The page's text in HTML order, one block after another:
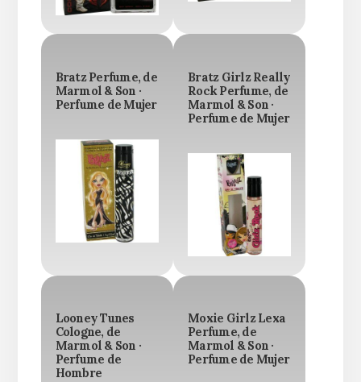
Bratz Perfume, de
Marmol & Son ·
Perfume de Mujer
Bratz Girlz Really
Rock Perfume, de
Marmol & Son ·
Perfume de Mujer
Looney Tunes
Cologne, de
Marmol & Son ·
Perfume de
Hombre
Moxie Girlz Lexa
Perfume, de
Marmol & Son ·
Perfume de Mujer